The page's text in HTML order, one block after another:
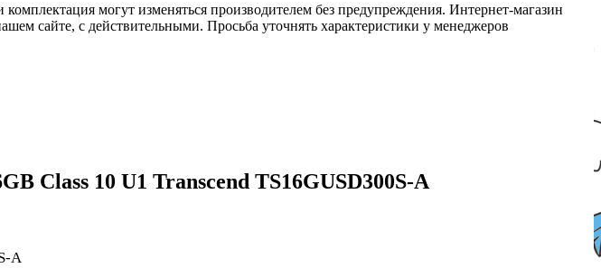
могут изменяться производителем без предупреждения. Интернет-магазин
сайте, с действительными. Просьба уточнять характеристики у менеджеров
Class 10 U1 Transcend TS16GUSD300S-A
A